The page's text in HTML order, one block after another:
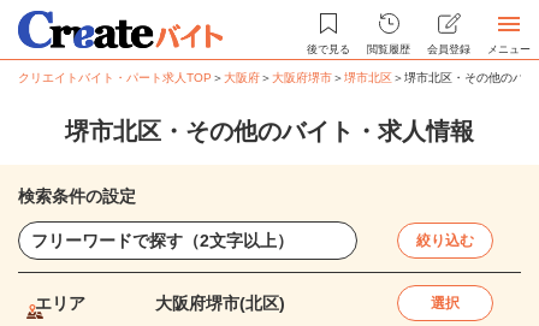
後で見る 閲覧履歴 会員登録 メニュー
クリエイトバイト・パート求人TOP ＞大阪府＞大阪府堺市＞堺市北区＞堺市北区・その他のバ
堺市北区・その他のバイト・求人情報
検索条件の設定
絞り込む
エリア 大阪府堺市(北区) 選択